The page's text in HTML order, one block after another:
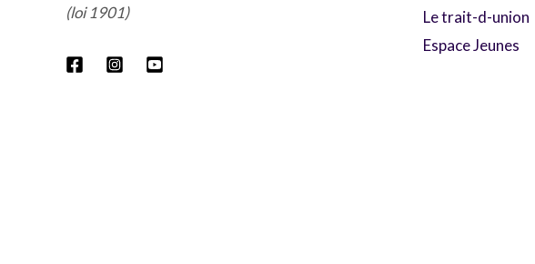
(loi 1901)
Le trait-d-union
Espace Jeunes